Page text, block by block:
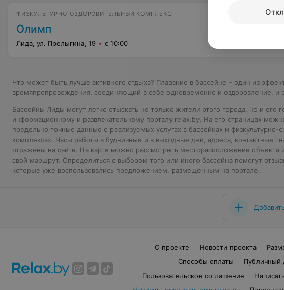
ФИЗКУЛЬТУРНО-ОЗДОРОВИТЕЛЬНЫЙ КОМПЛЕКС
Олимп
Лида, ул. Пролыгина, 19 с 10:00
Что может быть лучше активного отдыха? Плавание в бассейне – один из
времяпрепровождения, соединяющий в себе одновременно и оздоровление, и
Бассейны Лиды могут легко отыскать не только жители этого города, но и его
информационному и развлекательному порталу relax.by. На его страницах
предельно точные данные о реализуемых услугах в бассейнах и физкультурно-
комплексах. Часы работы в будничные и в выходные дни, адреса, контактные
отражены на сайте. На карте можно рассмотреть месторасположение объекта
свой маршрут. Определиться с выбором того или иного бассейна помогут
которые уже воспользовались предложением, размещенным на портале.
О проекте Новости проекта
Способы оплаты
Публичный
Пользовательское соглашение